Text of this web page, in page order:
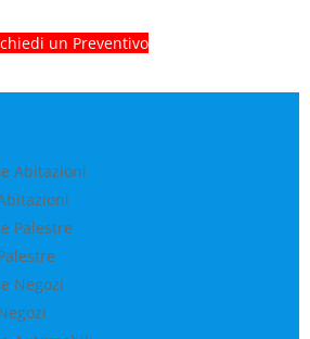
un Preventivo